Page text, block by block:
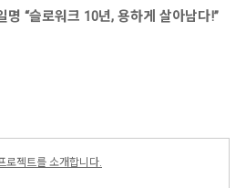
명 “슬로워크 10년, 용하게 살아남다!”
로젝트를 소개합니다.